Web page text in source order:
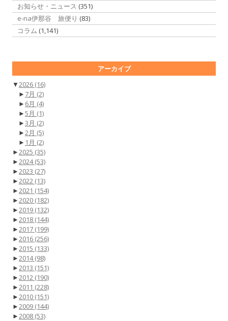
お知らせ・ニュース (351)
e-na伊那谷 旅便り (83)
コラム (1,141)
アーカイブ
▼2026 (16)
► 7月 (2)
► 6月 (4)
►5月 (1)
►3月 (2)
►2月 (5)
► 1月 (2)
►2025 (35)
►2024(53)
►2023 (27)
►2022 (13)
►2021 (154)
►2020 (182)
►2019 (132)
►2018 (144)
►2017 (199)
►2016 (256)
►2015 (133)
►2014(98)
►2013 (151)
►2012 (190)
►2011 (228)
►2010 (151)
►2009 (144)
►2008 (53)